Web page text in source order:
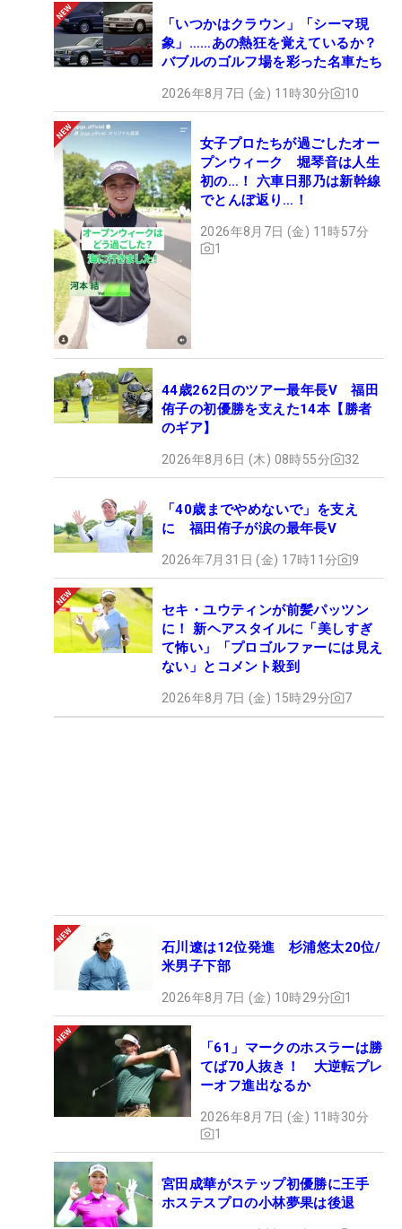
「いつかはクラウン」「シーマ現
象」……あの熱狂を覚えているか？
バブルのゴルフ場を彩った名車たち
2026年8月7日 (金) 11時30分 10
女子プロたちが過ごしたオー
プンウィーク 堀琴音は人生
初の…！ 六車日那乃は新幹線
でとんぼ返り…！
2026年8月7日 (金) 11時57分
1
44歳262日のツアー最年長V 福田
侑子の初優勝を支えた14本【勝者
のギア】
2026年8月6日 (木) 08時55分 32
「40歳までやめないで」を支え
に 福田侑子が涙の最年長V
2026年7月31日 (金) 17時11分 9
セキ・ユウティンが前髪パッツン
に！ 新ヘアスタイルに「美しすぎ
て怖い」「プロゴルファーには見え
ない」とコメント殺到
2026年8月7日 (金) 15時29分 7
石川遼は12位発進 杉浦悠太20位/
米男子下部
2026年8月7日 (金) 10時29分 1
「61」マークのホスラーは勝
てば70人抜き！ 大逆転プレ
ーオフ進出なるか
2026年8月7日 (金) 11時30分
1
宮田成華がステップ初優勝に王手
ホステスプロの小林夢果は後退